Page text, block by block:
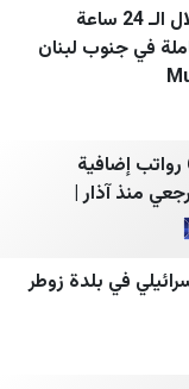
برس
خبر للأنباء
شباب نت
نت
بوست
زوطر